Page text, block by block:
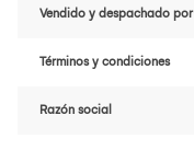
Vendido y despachado por
Términos y condiciones
Razón social